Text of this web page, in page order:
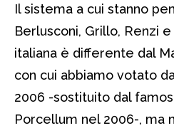
Il sistema a cui stanno
Berlusconi, Grillo, Renzi e
italiana è differente dal
con cui abbiamo votato
2006 -sostituito dal
Porcellum nel 2006-, ma